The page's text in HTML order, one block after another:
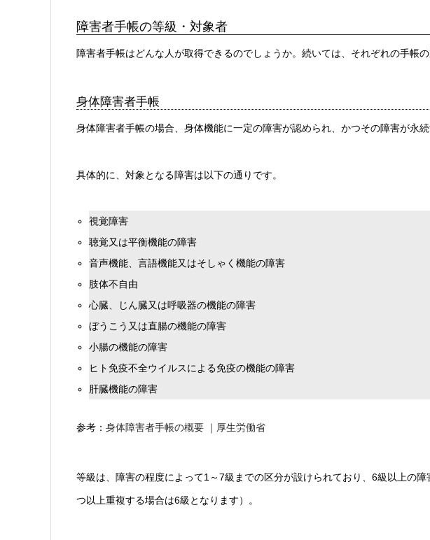
障害者手帳の等級・対象者
障害者手帳はどんな人が取得できるのでしょうか。続いては、それぞれの手帳
身体障害者手帳
身体障害者手帳の場合、身体機能に一定の障害が認められ、かつその障害が永続
具体的に、対象となる障害は以下の通りです。
視覚障害
聴覚又は平衡機能の障害
音声機能、言語機能又はそしゃく機能の障害
肢体不自由
心臓、じん臓又は呼吸器の機能の障害
ぼうこう又は直腸の機能の障害
小腸の機能の障害
ヒト免疫不全ウイルスによる免疫の機能の障害
肝臓機能の障害
参考： 身体障害者手帳の概要 ｜厚生労働省
等級は、障害の程度によって1～7級までの区分が設けられており、6級以上の
つ以上重複する場合は6級となります）。